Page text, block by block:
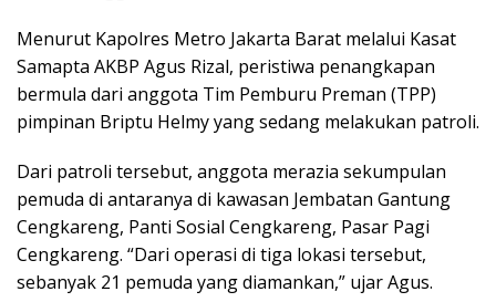
Menurut Kapolres Metro Jakarta Barat melalui Kasat
Samapta AKBP Agus Rizal, peristiwa penangkapan
bermula dari anggota Tim Pemburu Preman (TPP)
pimpinan Briptu Helmy yang sedang melakukan patroli.
Dari patroli tersebut, anggota merazia sekumpulan
pemuda di antaranya di kawasan Jembatan Gantung
Cengkareng, Panti Sosial Cengkareng, Pasar Pagi
Cengkareng. “Dari operasi di tiga lokasi tersebut,
sebanyak 21 pemuda yang diamankan,” ujar Agus.